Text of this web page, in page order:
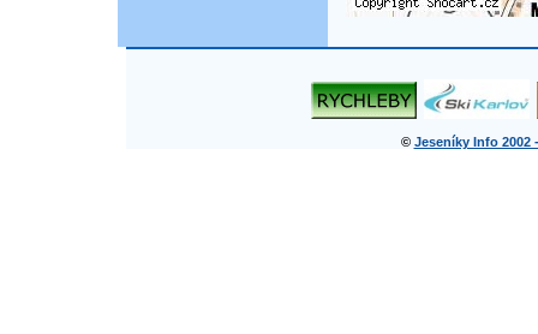
© Jeseníky Info 2002